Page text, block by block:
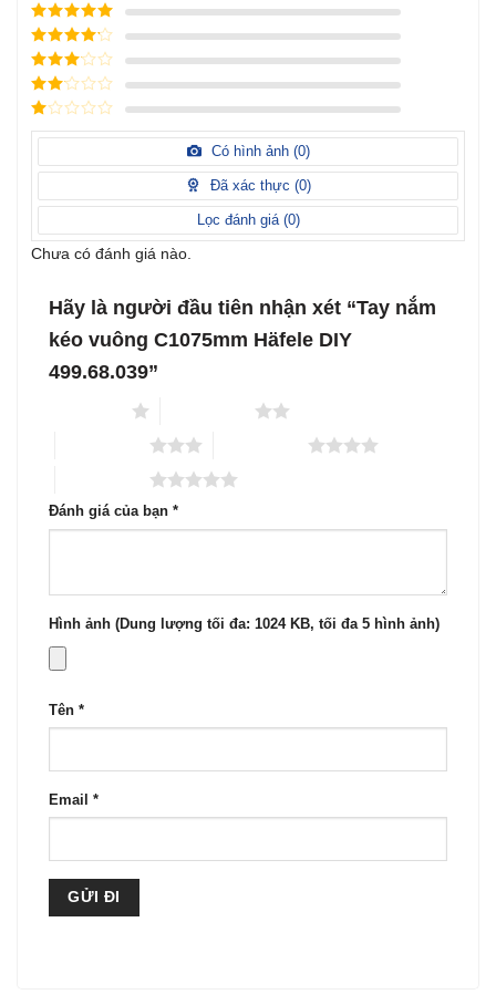
Được xếp
hạng
5
5
sao
Được xếp
hạng
4
5
sao
Được
xếp
hạng3
5 sao
Được
hạng
sao
Được
hạng
sao
Có hình ảnh (0)
Đã xác thực (0)
Lọc đánh giá (0)
Chưa có đánh giá nào.
Hãy là người đầu tiên nhận xét “Tay nắm
kéo vuông C1075mm Häfele DIY
499.68.039”
Đánh giá của bạn *
Hình ảnh (Dung lượng tối đa: 1024 KB, tối đa 5 hình ảnh)
Tên *
Email *